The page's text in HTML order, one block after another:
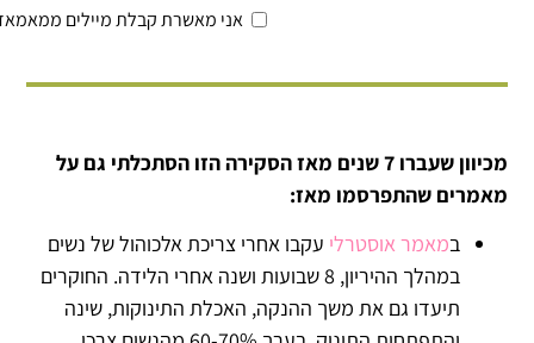
אני מאשרת קבלת מיילים
מכיוון שעברו 7 שנים מאז הסקירה הזו הסתכלתי גם על
מאמרים שהתפרסמו מאז:
במאמר אוסטרלי עקבו אחרי צריכת אלכוהול של נשים
במהלך ההיריון, 8 שבועות ושנה אחרי הלידה. החוקרים
תיעדו גם את משך ההנקה, האכלת התינוקות, שינה